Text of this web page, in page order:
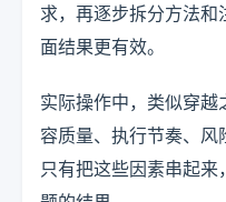
求，再逐步拆分方法
面结果更有效。
实际操作中，类似穿
容质量、执行节奏、风
只有把这些因素串起